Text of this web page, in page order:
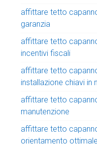
affittare tetto
garanzia
affittare tetto
incentivi fiscali
affittare tetto
installazione chiavi in
affittare tetto
manutenzione
affittare tetto
orientamento ottimale